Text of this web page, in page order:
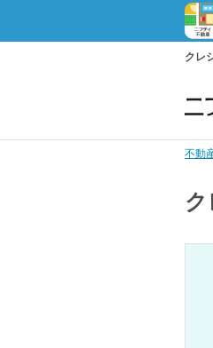
クレ
不動